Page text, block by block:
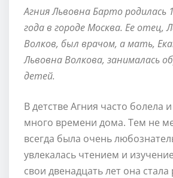
Агния Львовна Барто родилась
года в городе Москва. Ее отец,
Волков, был врачом, а мать,
Львовна Волкова, занималась
детей.
В детстве Агния часто болела
много времени дома. Тем не
всегда была очень
увлекалась чтением и
свои двенадцать лет она стала